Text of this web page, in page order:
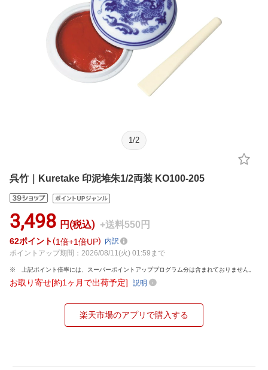
1 /2
呉竹｜Kuretake 印泥堆朱1/2両装 KO100-205
3,498 円(税込) +送料550円
62ポイント 1倍 1倍UP
内訳
ポイントアップ期間：2026/08/11(火) 01:59まで
上記ポイント倍率には、スーパーポイントアッププログラム分は含まれておりません。
お取り寄せ[約1ヶ月で出荷予定] 説明
楽天市場のアプリで購入する